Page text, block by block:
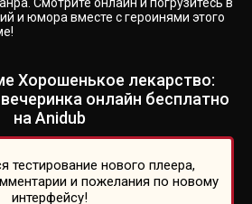
и юмора вместе с героинями этого
Хорошенькое лекарство:
онлайн бесплатно
на Anidub
тестирование нового плеера,
и пожелания по новому
интерфейсу!